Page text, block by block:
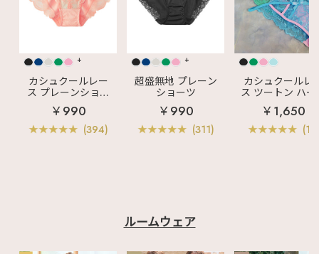
+
カシュクールレー
ス プレーンショー
ツ
￥990
(394)
+
超盛無地 プレーン
ショーツ
￥990
(311)
カシュクールレ
ス ツートン ハー
バックショーツ
￥1,650
(11)
ルームウェア